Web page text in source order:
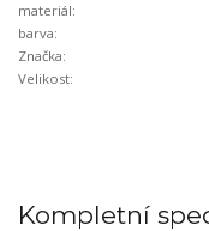
materiál:
barva:
Značka:
Velikost:
Kompletní